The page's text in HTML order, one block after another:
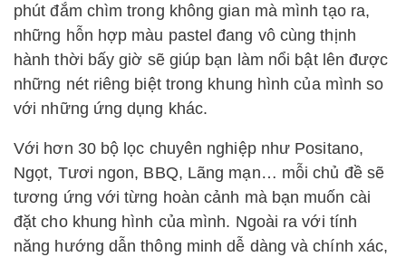
phút đắm chìm trong không gian mà mình tạo ra,
những hỗn hợp màu pastel đang vô cùng thịnh
hành thời bấy giờ sẽ giúp bạn làm nổi bật lên được
những nét riêng biệt trong khung hình của mình so
với những ứng dụng khác.
Với hơn 30 bộ lọc chuyên nghiệp như Positano,
Ngọt, Tươi ngon, BBQ, Lãng mạn… mỗi chủ đề sẽ
tương ứng với từng hoàn cảnh mà bạn muốn cài
đặt cho khung hình của mình. Ngoài ra với tính
năng hướng dẫn thông minh dễ dàng và chính xác,